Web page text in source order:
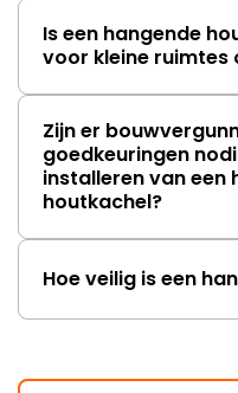
Is een hangende
voor kleine
Zijn er
goedkeuringen
installeren van een
houtkachel?
Hoe veilig is een